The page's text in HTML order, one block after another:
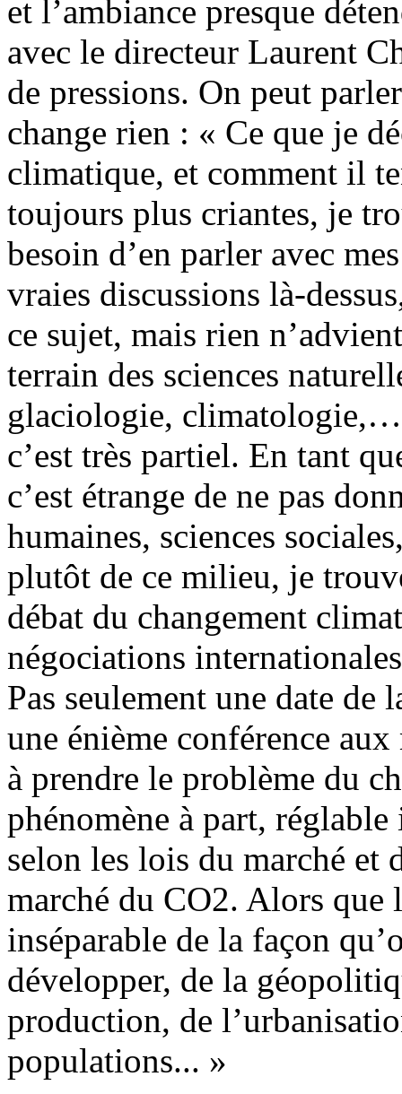
et l’ambiance presque
avec le directeur Laurent
de pressions. On peut
change rien : « Ce que je
climatique, et comment il
toujours plus criantes, je
besoin d’en parler avec
vraies discussions là-
ce sujet, mais rien
terrain des sciences
glaciologie,
c’est très partiel. En tant
c’est étrange de ne pas
humaines, sciences
plutôt de ce milieu, je
débat du changement
négociations
Pas seulement une date de
une énième conférence
à prendre le problème du
phénomène à part,
selon les lois du marché et
marché du CO2. Alors que
inséparable de la façon
développer, de la
production, de
populations... »